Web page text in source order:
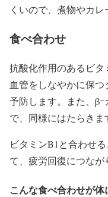
くいので、煮物やカレ
食べ合わせ
抗酸化作用のあるビタ
血管をしなやかに保
予防します。また、β
で、同様にはたらきま
ビタミンB1と合わせ
て、疲労回復につなが
こんな食べ合わせが体